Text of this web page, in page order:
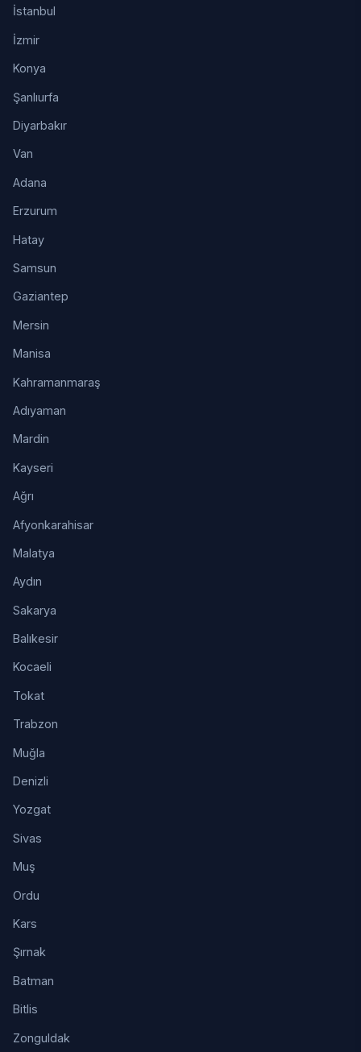
İstanbul
İzmir
Konya
Şanlıurfa
Diyarbakır
Van
Adana
Erzurum
Hatay
Samsun
Gaziantep
Mersin
Manisa
Kahramanmaraş
Adıyaman
Mardin
Kayseri
Ağrı
Afyonkarahisar
Malatya
Aydın
Sakarya
Balıkesir
Kocaeli
Tokat
Trabzon
Muğla
Denizli
Yozgat
Sivas
Muş
Ordu
Kars
Şırnak
Batman
Bitlis
Zonguldak